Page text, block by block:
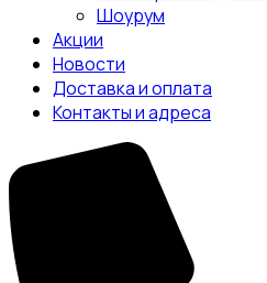
Шоурум
Акции
Новости
Доставка и оплата
Контакты и адреса